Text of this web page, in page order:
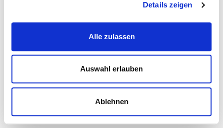
Details zeigen
Alle zulassen
Auswahl erlauben
Ablehnen